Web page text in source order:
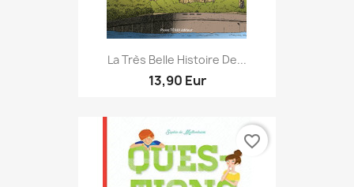
La Très Belle Histoire De...
13,90 Eur
favorite_border